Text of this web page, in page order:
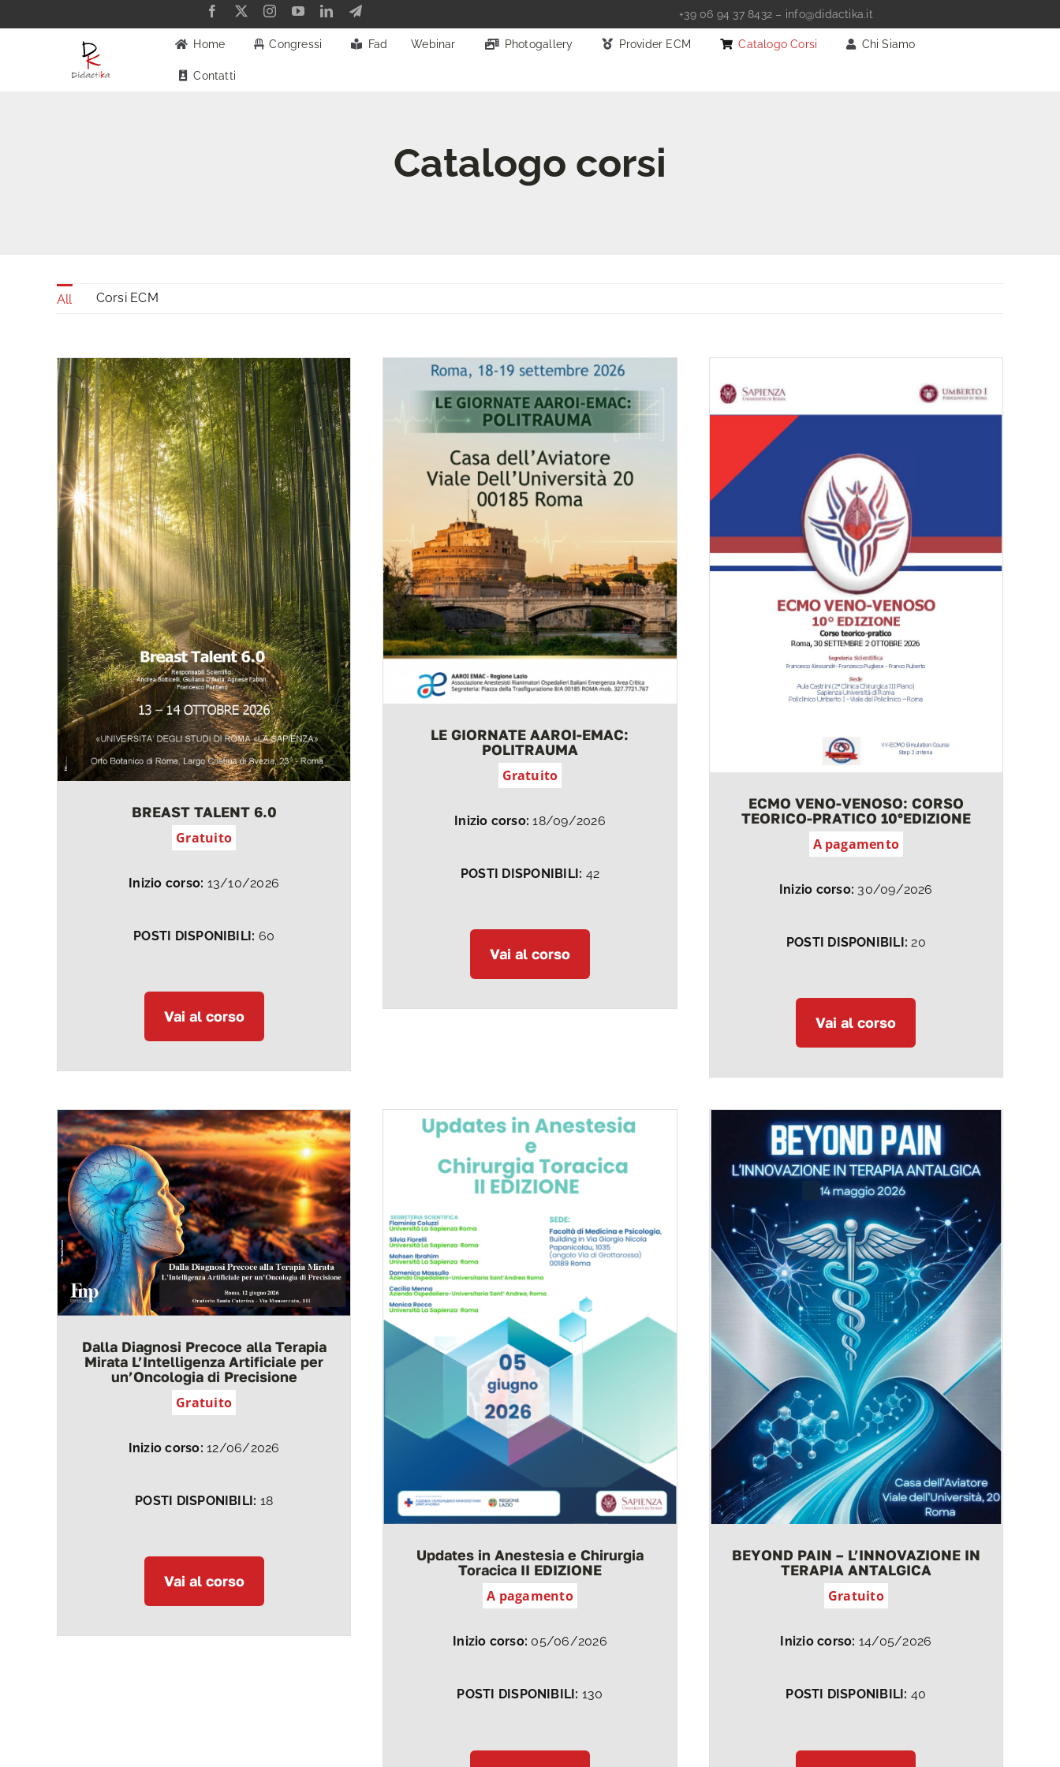
al
+39 06 94 37 8432 – info@didactika.it
Home Congressi Fad Webinar Photogallery Provider ECM Catalogo Corsi Chi Siamo
Contatti
Catalogo corsi
All Corsi ECM
BREAST TALENT 6.0
Gratuito
Inizio corso: 13/10/2026
POSTI DISPONIBILI: 60
Vai al corso
LE GIORNATE AAROI-EMAC:
POLITRAUMA
Gratuito
Inizio corso:18/09/2026
POSTI DISPONIBILI: 42
Vai al corso
ECMO VENO-VENOSO: CORSO
TEORICO-PRATICO 10°EDIZIONE
A pagamento
Inizio corso: 30/09/2026
POSTI DISPONIBILI: 20
Vai al corso
Dalla Diagnosi Precoce alla Terapia
Mirata L’Intelligenza Artificiale per
un’Oncologia di Precisione
Gratuito
Inizio corso:12/06/2026
POSTI DISPONIBILI: 18
Vai al corso
Updates in Anestesia e Chirurgia
Toracica II EDIZIONE
A pagamento
Inizio corso: 05/06/2026
POSTI DISPONIBILI: 130
BEYOND PAIN – L’INNOVAZIONE IN
TERAPIA ANTALGICA
Gratuito
Inizio corso: 14/05/2026
POSTI DISPONIBILI: 40